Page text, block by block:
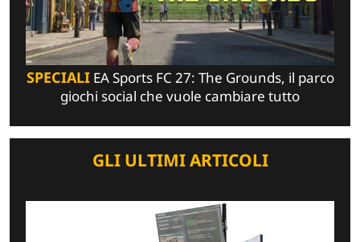
SPECIALIEA Sports FC 27: The Grounds, il parco
giochi social che vuole cambiare tutto
GLI ULTIMI ARTICOLI